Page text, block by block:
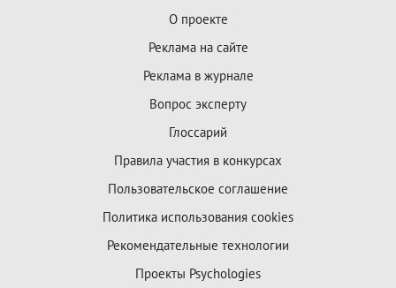
О проекте
Реклама на сайте
Реклама в журнале
Вопрос эксперту
Глоссарий
Правила участия в конкурсах
Пользовательское соглашение
Политика использования cookies
Рекомендательные технологии
Проекты Psychologies